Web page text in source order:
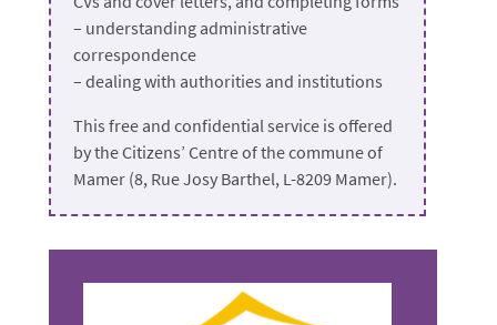
– understanding administrative
correspondence
– dealing with authorities and institutions
This free and confidential service is offered
by the Citizens’ Centre of the commune of
Mamer (8, Rue Josy Barthel, L-8209 Mamer).